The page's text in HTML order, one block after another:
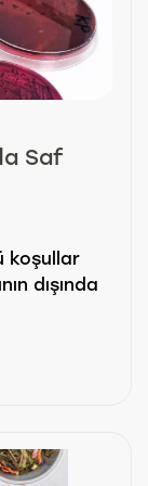
Saf
koşullar
dışında